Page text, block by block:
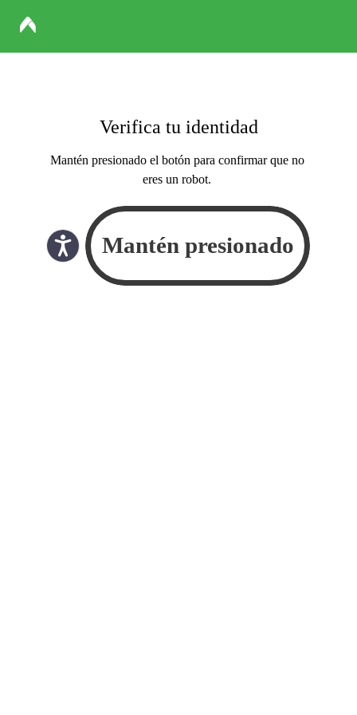
Verifica tu identidad
Mantén presionado el botón para confirmar que no
eres un robot.